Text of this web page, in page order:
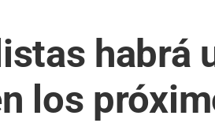
habrá
los